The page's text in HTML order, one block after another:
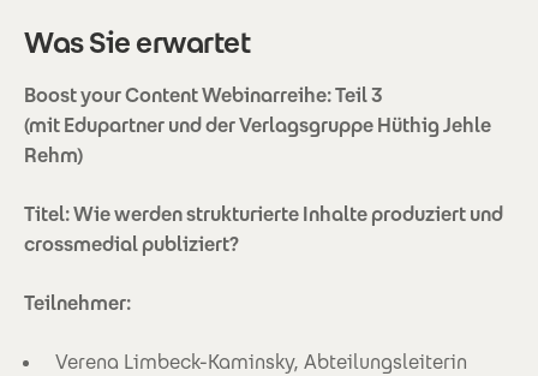
Was Sie erwartet
Boost your Content Webinarreihe: Teil 3
(mit Edupartner und der Verlagsgruppe Hüthig Jehle
Rehm)
Titel: Wie werden strukturierte Inhalte produziert und
crossmedial publiziert?
Teilnehmer:
Verena Limbeck-Kaminsky, Abteilungsleiterin